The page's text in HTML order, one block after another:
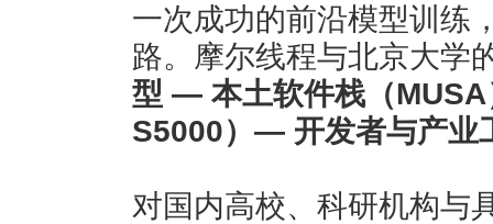
一次成功的前沿模型训练
路。摩尔线程与北京大学
型 — 本土软件栈（
S5000）— 开发者与产业
对国内高校、科研机构与